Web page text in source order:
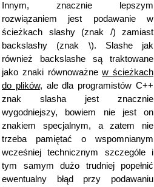
Innym, znacznie lepszym
rozwiązaniem jest podawanie w
ścieżkach slashy (znak /) zamiast
backslashy (znak \). Slashe jak
również backslashe są traktowane
jako znaki równoważnew ścieżkach
do plików, ale dla programistów C++
znak slasha jest znacznie
wygodniejszy, bowiem nie jest on
znakiem specjalnym, a zatem nie
trzeba pamiętać o wspomnianym
wcześniej technicznym szczególe i
tym samym dużo trudniej popełnić
ewentualny błąd przy podawaniu